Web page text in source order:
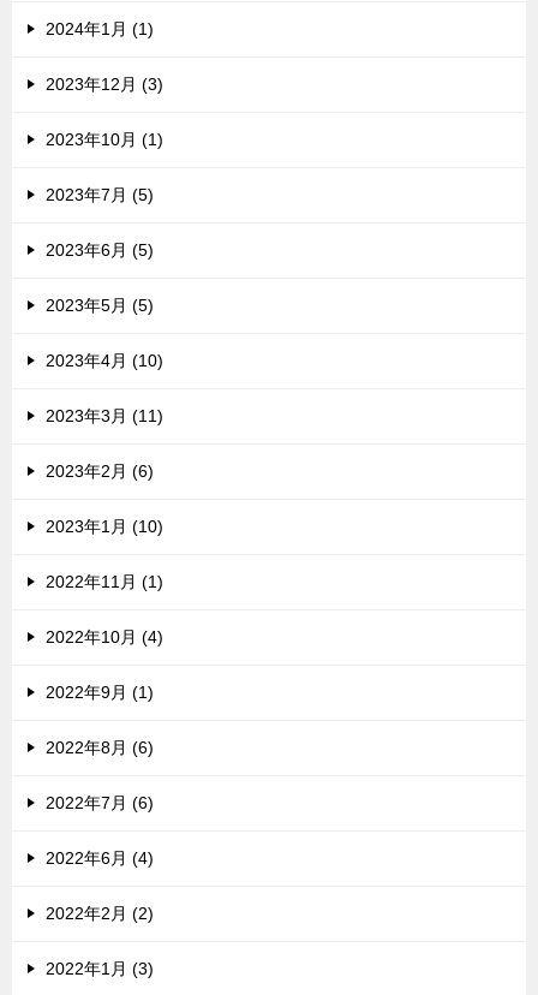
2024年1月 (1)
2023年12月 (3)
2023年10月 (1)
2023年7月 (5)
2023年6月 (5)
2023年5月 (5)
2023年4月 (10)
2023年3月 (11)
2023年2月 (6)
2023年1月 (10)
2022年11月 (1)
2022年10月 (4)
2022年9月 (1)
2022年8月 (6)
2022年7月 (6)
2022年6月 (4)
2022年2月 (2)
2022年1月 (3)